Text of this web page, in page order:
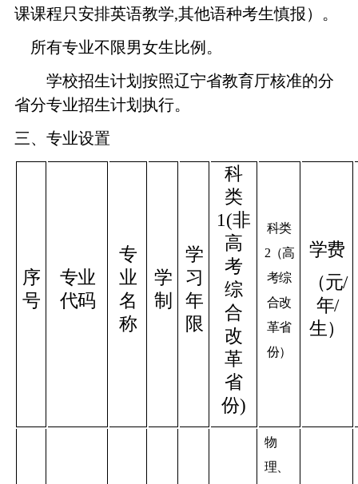
课课程只安排英语教学,其他语种考生慎报）。
所有专业不限男女生比例。
学校招生计划按照辽宁省教育厅核准的分
省分专业招生计划执行。
三、 专业设置
序
号
专业
代码
专
业
名
称
学
制
学
习
年
限
科
类
1(非
高
考
综
合
改
革
省
份)
科类
2（高
考综
合改
革省
份）
学费
（元/
年/
生）
物
理、